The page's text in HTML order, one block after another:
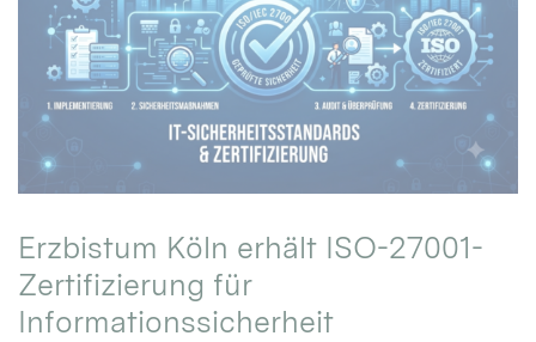
Erzbistum Köln erhält ISO-27001-
Zertifizierung für
Informationssicherheit